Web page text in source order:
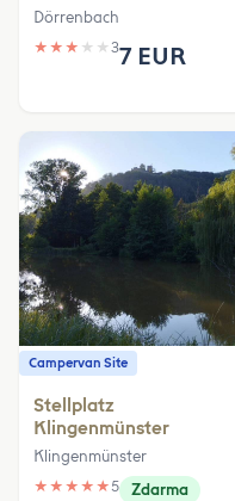
Dörrenbach
★ ★ ★ ★ ★ 37 EUR
Campervan Site
Stellplatz
Klingenmünster
Klingenmünster
★ ★ ★ ★ ★5 Zdarma